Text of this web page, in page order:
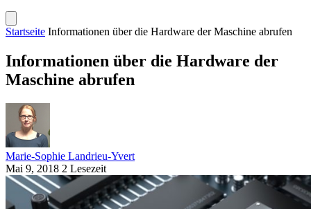
Startseite Informationen über die Hardware der Maschine abrufen
Informationen über die Hardware der
Maschine abrufen
Marie-Sophie Landrieu-Yvert
Mai 9, 2018 2 Lesezeit